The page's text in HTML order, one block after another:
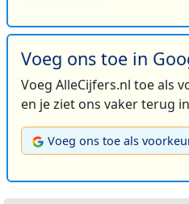
Voeg ons toe in
Voeg AlleCijfers.nl toe als
en je ziet ons vaker terug
Voeg ons toe als